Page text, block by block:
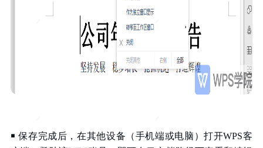
￭ 保存完成后，在其他设备（手机端或电脑）打开WPS客